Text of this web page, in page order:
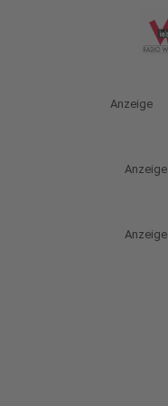
Anzeige
Anzeige
Anzeige